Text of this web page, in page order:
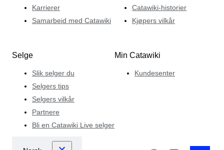
Karrierer
Samarbeid med Catawiki
Catawiki-historier
Kjøpers vilkår
Selge
Slik selger du
Selgers tips
Selgers vilkår
Partnere
Bli en Catawiki Live selger
Min Catawiki
Kundesenter